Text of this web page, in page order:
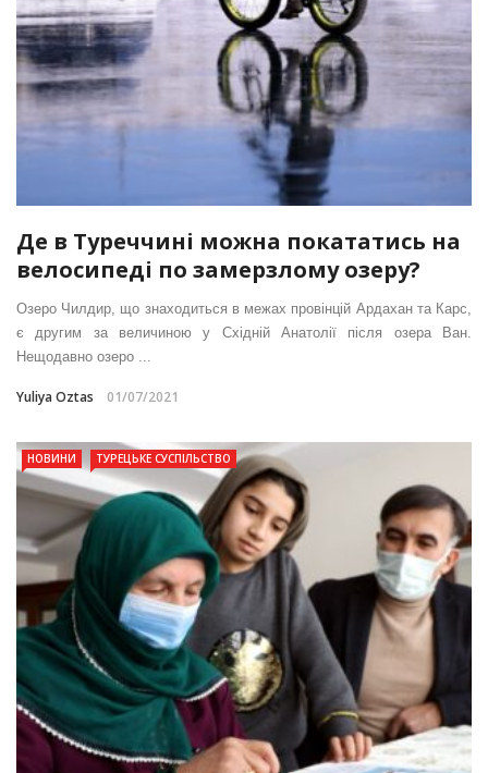
Де в Туреччині можна покататись на
велосипеді по замерзлому озеру?
Озеро Чилдир, що знаходиться в межах провінцій Ардахан та Карс,
є другим за величиною у Східній Анатолії після озера Ван.
Нещодавно озеро ...
Yuliya Oztas 01/07/2021
НОВИНИ ТУРЕЦЬКЕ СУСПІЛЬСТВО